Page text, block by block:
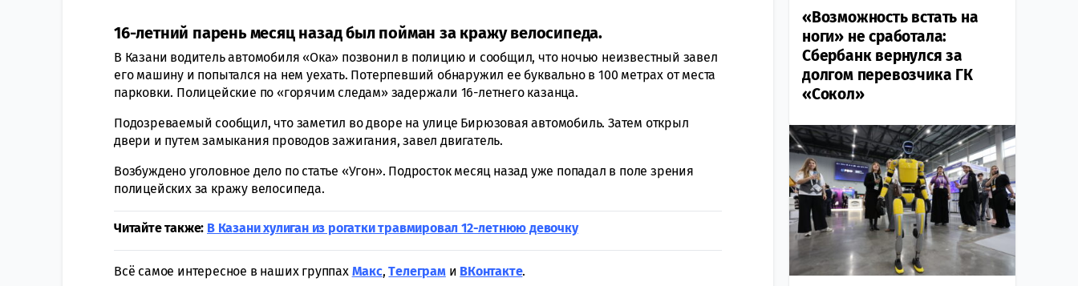
16-летний парень месяц назад был пойман за кражу велосипеда.
В Казани водитель автомобиля «Ока» позвонил в полицию и сообщил, что ночью неизвестный завел
его машину и попытался на нем уехать. Потерпевший обнаружил ее буквально в 100 метрах от места
парковки. Полицейские по «горячим следам» задержали 16-летнего казанца.
Подозреваемый сообщил, что заметил во дворе на улице Бирюзовая автомобиль. Затем открыл
двери и путем замыкания проводов зажигания, завел двигатель.
Возбуждено уголовное дело по статье «Угон». Подросток месяц назад уже попадал в поле зрения
полицейских за кражу велосипеда.
Читайте также: В Казани хулиган из рогатки травмировал 12-летнюю девочку
Всё самое интересное в наших группах Макс,Tелеграми ВКонтакте.
«Возможность встать на
ноги» не сработала:
Сбербанк вернулся за
долгом перевозчика ГК
«Сокол»